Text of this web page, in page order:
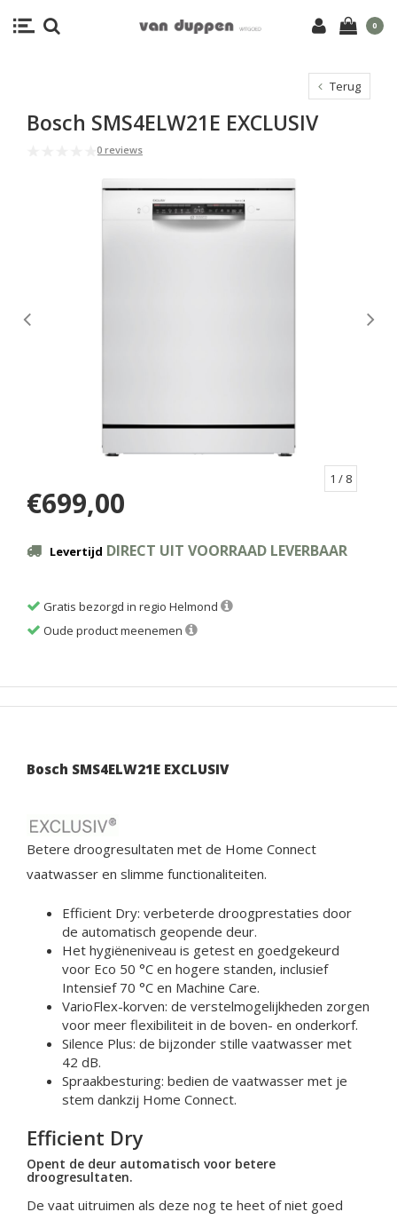
0
Terug
Bosch SMS4ELW21E EXCLUSIV
0 reviews
1 / 8
€699,00
Levertijd DIRECT UIT VOORRAAD LEVERBAAR
Gratis bezorgd in regio Helmond
Oude product meenemen
Bosch SMS4ELW21E EXCLUSIV
Betere droogresultaten met de Home Connect
vaatwasser en slimme functionaliteiten.
Efficient Dry: verbeterde droogprestaties door
de automatisch geopende deur.
Het hygiëneniveau is getest en goedgekeurd
voor Eco 50 °C en hogere standen, inclusief
Intensief 70 °C en Machine Care.
VarioFlex-korven: de verstelmogelijkheden zorgen
voor meer flexibiliteit in de boven- en onderkorf.
Silence Plus: de bijzonder stille vaatwasser met
42 dB.
Spraakbesturing: bedien de vaatwasser met je
stem dankzij Home Connect.
Efficient Dry
Opent de deur automatisch voor betere
droogresultaten.
De vaat uitruimen als deze nog te heet of niet goed